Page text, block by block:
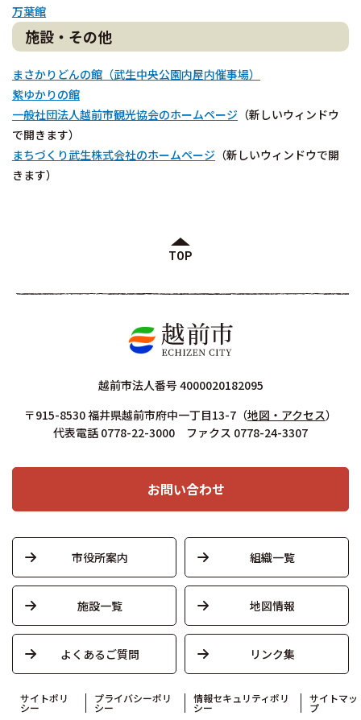
万葉館
施設・その他
まさかりどんの館（武生中央公園内屋内催事場）
紫ゆかりの館
一般社団法人越前市観光協会のホームページ （新しいウィンドウ
で開きます）
まちづくり武生株式会社のホームページ （新しいウィンドウで開
きます）
TOP
越前市法人番号 4000020182095
〒915-8530 福井県越前市府中一丁目13-7 （地図・アクセス）
代表電話 0778-22-3000 ファクス 0778-24-3307
お問い合わせ
市役所案内 組織一覧
施設一覧 地図情報
よくあるご質問 リンク集
サイトポリ
シー
プライバシーポリ
シー
情報セキュリティポリ
シー
サイトマッ
プ